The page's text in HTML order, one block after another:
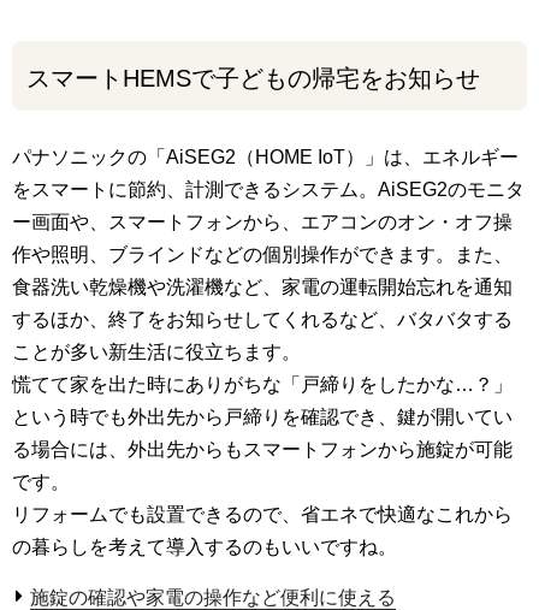
スマートHEMSで子どもの帰宅をお知らせ
パナソニックの「AiSEG2（HOME IoT）」は、エネルギー
をスマートに節約、計測できるシステム。AiSEG2のモニタ
ー画面や、スマートフォンから、エアコンのオン・オフ操
作や照明、ブラインドなどの個別操作ができます。また、
食器洗い乾燥機や洗濯機など、家電の運転開始忘れを通知
するほか、終了をお知らせしてくれるなど、バタバタする
ことが多い新生活に役立ちます。
慌てて家を出た時にありがちな「戸締りをしたかな…？」
という時でも外出先から戸締りを確認でき、鍵が開いてい
る場合には、外出先からもスマートフォンから施錠が可能
です。
リフォームでも設置できるので、省エネで快適なこれから
の暮らしを考えて導入するのもいいですね。
施錠の確認や家電の操作など便利に使える